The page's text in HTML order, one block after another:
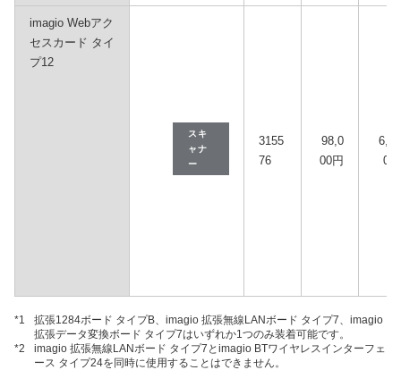
imagio Webアク
セスカード タイ
プ12
スキ
ャナ
ー
3155
76
98,0
00円
6,30
0円
*1
拡張1284ボード タイプB、imagio 拡張無線LANボード タイプ7、imagio
拡張データ変換ボード タイプ7はいずれか1つのみ装着可能です。
*2
imagio 拡張無線LANボード タイプ7とimagio BTワイヤレスインターフェ
ース タイプ24を同時に使用することはできません。